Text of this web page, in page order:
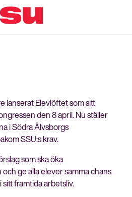
lanserat Elevlöftet som sitt
den 8 april. Nu ställer
i Södra Älvsborgs
SSU:s krav.
som ska öka
ge alla elever samma chans
sitt framtida arbetsliv.